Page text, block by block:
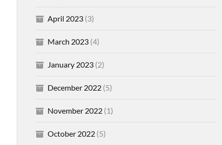
April 2023(3)
March 2023(4)
January 2023(2)
December 2022(5)
November 2022(1)
October 2022(5)